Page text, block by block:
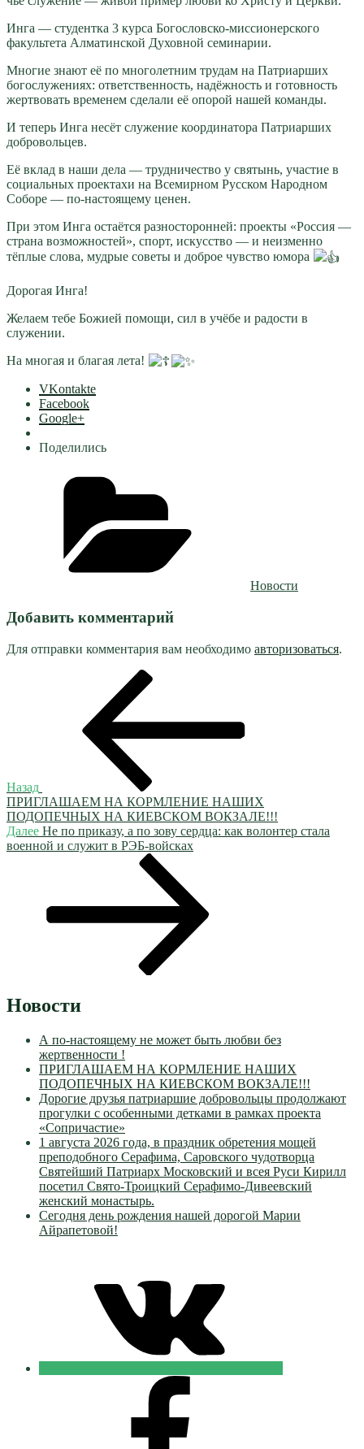
Инга — студентка 3 курса Богословско-миссионерского
факультета Алматинской Духовной семинарии.
Многие знают её по многолетним трудам на Патриарших
богослужениях: ответственность, надёжность и готовность
жертвовать временем сделали её опорой нашей команды.
И теперь Инга несёт служение координатора Патриарших
добровольцев.
Её вклад в наши дела — трудничество у святынь, участие в
социальных проектахи на Всемирном Русском Народном
Соборе — по-настоящему ценен.
При этом Инга остаётся разносторонней: проекты «Россия —
страна возможностей», спорт, искусство — и неизменно
тёплые слова, мудрые советы и доброе чувство юмора
Дорогая Инга!
Желаем тебе Божией помощи, сил в учёбе и радости в
служении.
На многая и благая лета!
VKontakte
Facebook
Google+
Поделились
Новости
Добавить комментарий
Для отправки комментария вам необходимо авторизоваться.
Назад
ПРИГЛАШАЕМ НА КОРМЛЕНИЕ НАШИХ
ПОДОПЕЧНЫХ НА КИЕВСКОМ ВОКЗАЛЕ!!!
Следующая
запись
Далее Не по приказу, а по зову сердца: как волонтер стала
военной и служит в РЭБ-войсках
Новости
А по-настоящему не может быть любви без
жертвенности !
ПРИГЛАШАЕМ НА КОРМЛЕНИЕ НАШИХ
ПОДОПЕЧНЫХ НА КИЕВСКОМ ВОКЗАЛЕ!!!
Дорогие друзья патриаршие добровольцы продолжают
прогулки с особенными детками в рамках проекта
«Сопричастие»
1 августа 2026 года, в праздник обретения мощей
преподобного Серафима, Саровского чудотворца
Святейший Патриарх Московский и всея Руси Кирилл
посетил Свято-Троицкий Серафимо-Дивеевский
женский монастырь.
Сегодня день рождения нашей дорогой Марии
Айрапетовой!
Добровольцы